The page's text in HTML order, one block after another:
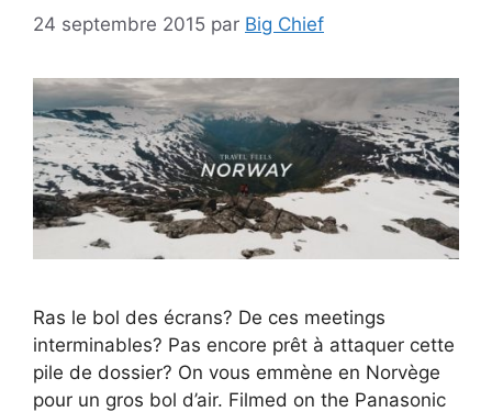
24 septembre 2015 par Big Chief
Ras le bol des écrans? De ces meetings
interminables? Pas encore prêt à attaquer cette
pile de dossier? On vous emmène en Norvège
pour un gros bol d’air. Filmed on the Panasonic